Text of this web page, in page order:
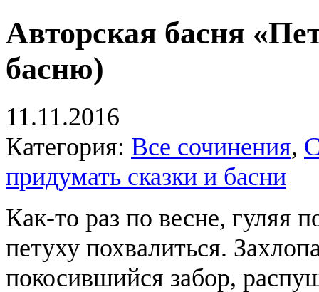
Авторская басня
басню)
11.11.2016
Категория: Все сочинения,
придумать сказки и басни
Как-то раз по весне, гуляя
петуху похвалиться.
покосившийся забор,